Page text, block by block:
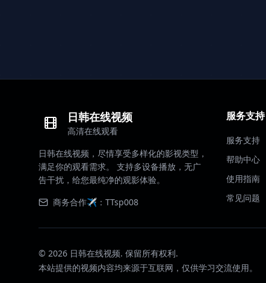
日韩在线视频
高清在线观看
日韩在线视频，尽情享受多样化的影视类型，
满足你的观看需求。 支持多设备播放，无广
告干扰，给您最纯净的观影体验。
商务合作✈️：TTsp008
服务支持
服务支持
帮助中心
使用指南
常见问题
© 2026 日韩在线视频. 保留所有权利.
本站提供的视频内容均来源于互联网，仅供学习交流使用。